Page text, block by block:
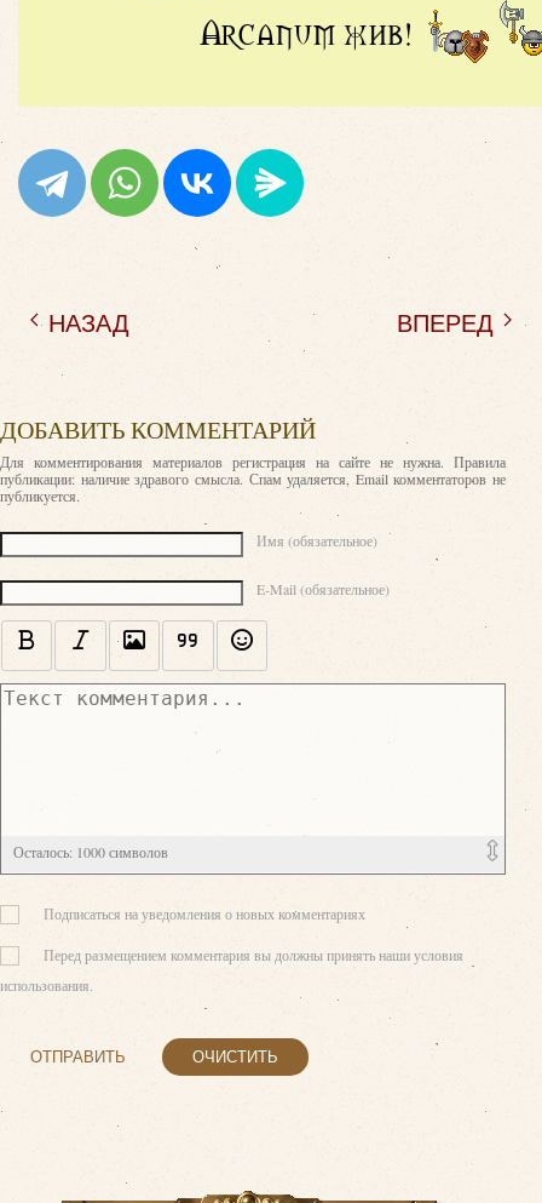
Arcanum жив!
НАЗАД ВПЕРЕД
ДОБАВИТЬ КОММЕНТАРИЙ
Для комментирования материалов регистрация на сайте не нужна. Правила
публикации: наличие здравого смысла. Спам удаляется, Email комментаторов не
публикуется.
Имя (обязательное)
E-Mail (обязательное)
Текст комментария
Осталось: 1000символов
Подписаться на уведомления о новых комментариях
Перед размещением комментария вы должны принять наши условия
использования.
ОТПРАВИТЬ ОЧИСТИТЬ